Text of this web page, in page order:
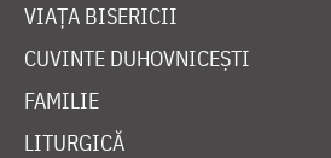
VIAȚA BISERICII
CUVINTE DUHOVNICEȘTI
FAMILIE
LITURGICĂ